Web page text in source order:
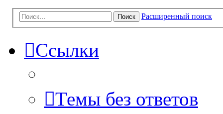
Поиск Расширенный поиск
Ссылки
Темы без ответов